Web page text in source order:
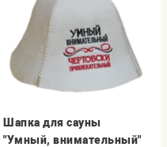
Шапка для сауны
"Умный, внимательный"